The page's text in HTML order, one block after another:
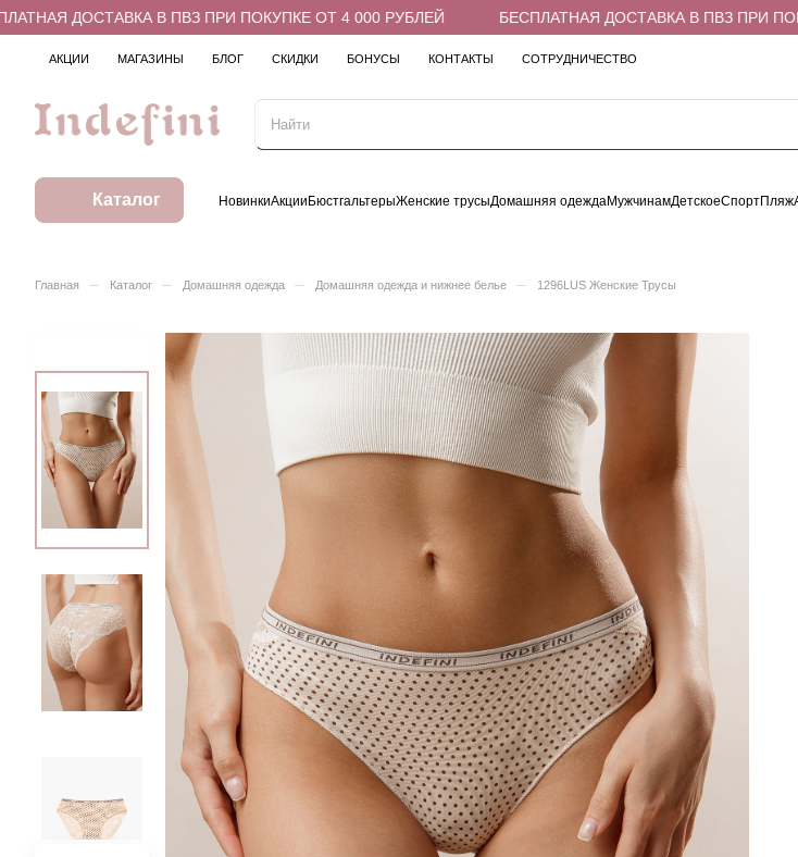
ДОСТАВКА В ПВЗ ПРИ ПОКУПКЕ ОТ 4 000 РУБЛЕЙ БЕСПЛАТНАЯ ДОСТАВКА В ПВЗ ПРИ
АКЦИИ МАГАЗИНЫ БЛОГ СКИДКИ БОНУСЫ КОНТАКТЫ СОТРУДНИЧЕСТВО
Каталог НовинкиАкцииБюстгальтерыЖенские трусыДомашняя одеждаМужчинамДетскоеСпортПляж
Главная – Каталог – Домашняя одежда – Домашняя одежда и нижнее белье – 1296LUS Женские Трусы